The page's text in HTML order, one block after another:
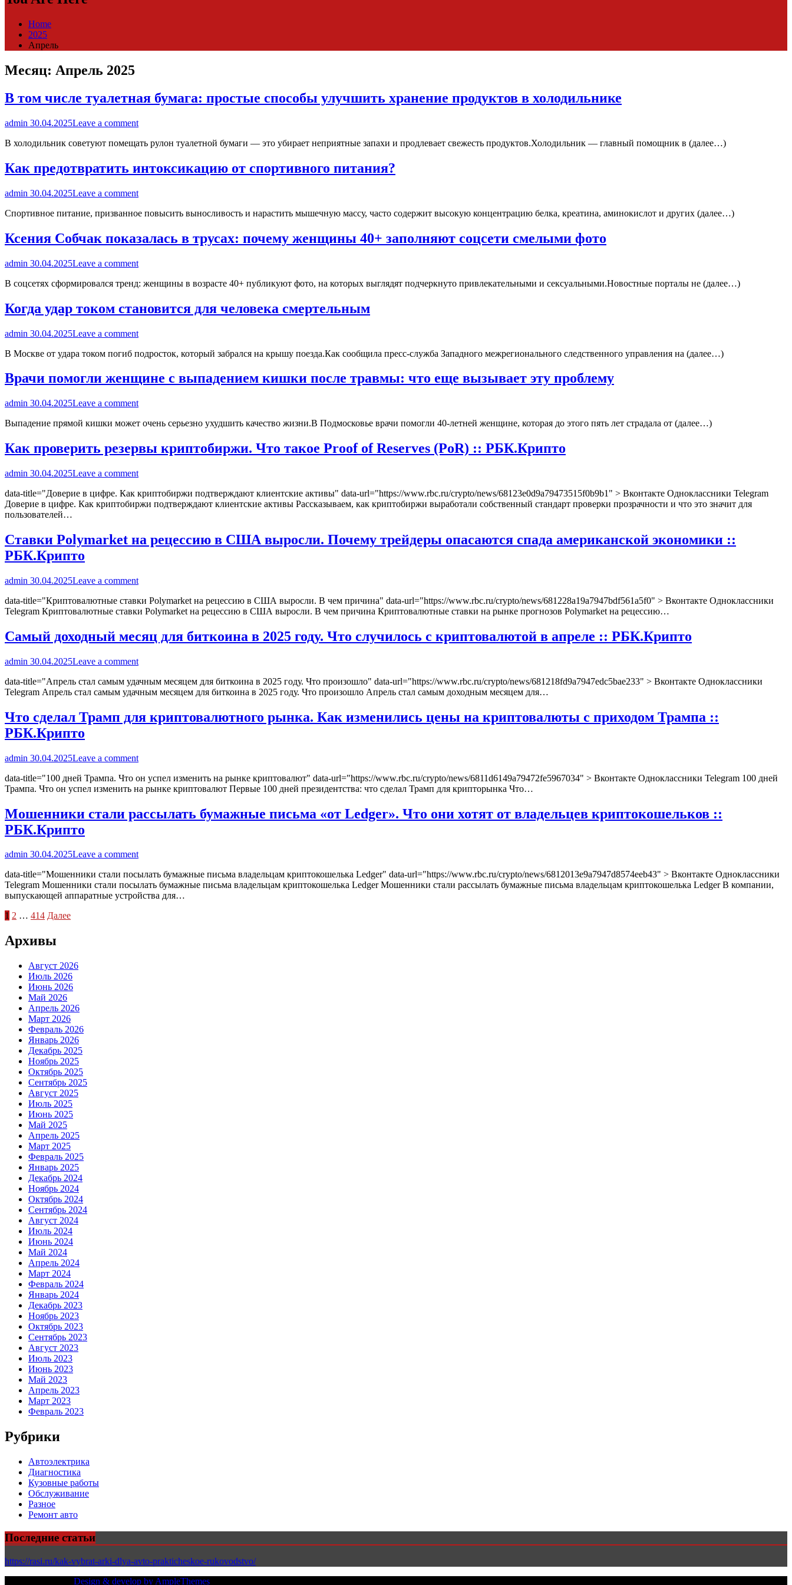
Home
2025
Апрель
Месяц: Апрель 2025
В том числе туалетная бумага: простые способы улучшить хранение продуктов в холодильнике
admin 30.04.2025Leave a comment
В холодильник советуют помещать рулон туалетной бумаги — это убирает неприятные запахи и продлевает свежесть продуктов.Холодильник — главный помощник в (далее…)
Как предотвратить интоксикацию от спортивного питания?
admin 30.04.2025Leave a comment
Спортивное питание, призванное повысить выносливость и нарастить мышечную массу, часто содержит высокую концентрацию белка, креатина, аминокислот и других (далее…)
Ксения Собчак показалась в трусах: почему женщины 40+ заполняют соцсети смелыми фото
admin 30.04.2025Leave a comment
В соцсетях сформировался тренд: женщины в возрасте 40+ публикуют фото, на которых выглядят подчеркнуто привлекательными и сексуальными.Новостные порталы не (далее…)
Когда удар током становится для человека смертельным
admin 30.04.2025Leave a comment
В Москве от удара током погиб подросток, который забрался на крышу поезда.Как сообщила пресс-служба Западного межрегионального следственного управления на (далее…)
Врачи помогли женщине с выпадением кишки после травмы: что еще вызывает эту проблему
admin 30.04.2025Leave a comment
Выпадение прямой кишки может очень серьезно ухудшить качество жизни.В Подмосковье врачи помогли 40-летней женщине, которая до этого пять лет страдала от (далее…)
Как проверить резервы криптобиржи. Что такое Proof of Reserves (PoR) :: РБК.Крипто
admin 30.04.2025Leave a comment
data-title="Доверие в цифре. Как криптобиржи подтверждают клиентские активы" data-url="https://www.rbc.ru/crypto/news/68123e0d9a79473515f0b9b1" > Вконтакте Одноклассники Telegram
Доверие в цифре. Как криптобиржи подтверждают клиентские активы Рассказываем, как криптобиржи выработали собственный стандарт проверки прозрачности и что это значит для
пользователей…
Ставки Polymarket на рецессию в США выросли. Почему трейдеры опасаются спада американской экономики ::
РБК.Крипто
admin 30.04.2025Leave a comment
data-title="Криптовалютные ставки Polymarket на рецессию в США выросли. В чем причина" data-url="https://www.rbc.ru/crypto/news/681228a19a7947bdf561a5f0" > Вконтакте Одноклассники
Telegram Криптовалютные ставки Polymarket на рецессию в США выросли. В чем причина Криптовалютные ставки на рынке прогнозов Polymarket на рецессию…
Самый доходный месяц для биткоина в 2025 году. Что случилось с криптовалютой в апреле :: РБК.Крипто
admin 30.04.2025Leave a comment
data-title="Апрель стал самым удачным месяцем для биткоина в 2025 году. Что произошло" data-url="https://www.rbc.ru/crypto/news/681218fd9a7947edc5bae233" > Вконтакте Одноклассники
Telegram Апрель стал самым удачным месяцем для биткоина в 2025 году. Что произошло Апрель стал самым доходным месяцем для…
Что сделал Трамп для криптовалютного рынка. Как изменились цены на криптовалюты с приходом Трампа ::
РБК.Крипто
admin 30.04.2025Leave a comment
data-title="100 дней Трампа. Что он успел изменить на рынке криптовалют" data-url="https://www.rbc.ru/crypto/news/6811d6149a79472fe5967034" > Вконтакте Одноклассники Telegram 100 дней
Трампа. Что он успел изменить на рынке криптовалют Первые 100 дней президентства: что сделал Трамп для крипторынка Что…
Мошенники стали рассылать бумажные письма «от Ledger». Что они хотят от владельцев криптокошельков ::
РБК.Крипто
admin 30.04.2025Leave a comment
data-title="Мошенники стали посылать бумажные письма владельцам криптокошелька Ledger" data-url="https://www.rbc.ru/crypto/news/6812013e9a7947d8574eeb43" > Вконтакте Одноклассники
Telegram Мошенники стали посылать бумажные письма владельцам криптокошелька Ledger Мошенники стали рассылать бумажные письма владельцам криптокошелька Ledger В компании,
выпускающей аппаратные устройства для…
Пагинация
записей
1 2 … 414 Далее
Архивы
Август 2026
Июль 2026
Июнь 2026
Май 2026
Апрель 2026
Март 2026
Февраль 2026
Январь 2026
Декабрь 2025
Ноябрь 2025
Октябрь 2025
Сентябрь 2025
Август 2025
Июль 2025
Июнь 2025
Май 2025
Апрель 2025
Март 2025
Февраль 2025
Январь 2025
Декабрь 2024
Ноябрь 2024
Октябрь 2024
Сентябрь 2024
Август 2024
Июль 2024
Июнь 2024
Май 2024
Апрель 2024
Март 2024
Февраль 2024
Январь 2024
Декабрь 2023
Ноябрь 2023
Октябрь 2023
Сентябрь 2023
Август 2023
Июль 2023
Июнь 2023
Май 2023
Апрель 2023
Март 2023
Февраль 2023
Рубрики
Автоэлектрика
Диагностика
Кузовные работы
Обслуживание
Разное
Ремонт авто
Последние статьи
https://rasi.ru/kak-vybrat-arki-dlya-avto-prakticheskoe-rukovodstvo/
Design & develop by AmpleThemes